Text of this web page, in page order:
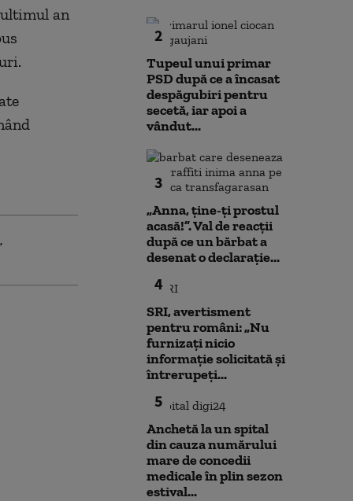
an
2
Tupeul unui primar
PSD după ce a încasat
despăgubiri pentru
secetă, iar apoi a
vândut...
3
„Anna, ţine-ţi prostul
acasă!”. Val de reacții
după ce un bărbat a
desenat o declarație...
4
SRI, avertisment
pentru români: „Nu
furnizați nicio
informație solicitată și
întrerupeți...
5
Anchetă la un spital
din cauza numărului
mare de concedii
medicale în plin sezon
estival...